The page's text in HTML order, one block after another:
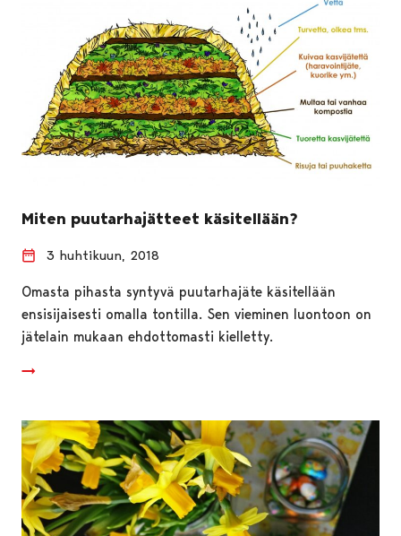
Miten puutarhajätteet käsitellään?
3 huhtikuun, 2018
Omasta pihasta syntyvä puutarhajäte käsitellään
ensisijaisesti omalla tontilla. Sen vieminen luontoon on
jätelain mukaan ehdottomasti kielletty.